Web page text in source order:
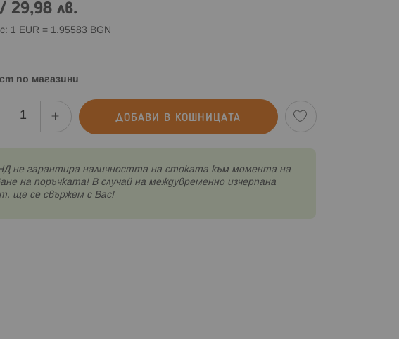
29,98 лв.
1 EUR = 1.95583 BGN
по магазини
ДОБАВИ В КОШНИЦАТА
не гарантира наличността на стоката към момента на
на поръчката! В случай на междувременно изчерпана
ще се свържем с Вас!